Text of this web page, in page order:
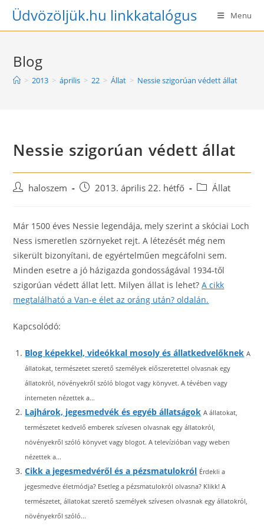
SkipÜdvözöljük.hu linkkatalógus Menu
Blog
> 2013 > április > 22 > Állat > Nessie szigorúan védett állat
Nessie szigorúan védett állat
Posthaloszem
Post2013. április 22. hétfő
PostÁllat
Már 1500 éves Nessie legendája, mely szerint a skóciai Loch
Ness ismeretlen szörnyeket rejt. A létezését még nem
sikerült bizonyítani, de egyértelműen megcáfolni sem.
Minden esetre a jó házigazda gondosságával 1934-től
szigorúan védett állat lett. Milyen állat is lehet?A cikk
megtalálható a Van-e élet az oráng után? oldalán.
Kapcsolódó:
Blog képekkel, videókkal mosoly és állatkedvelőknek A
állatokat, természetet szerető személyek előszeretettel olvasnak egy
állatokról, növényekről szóló blogot vagy könyvet. A tévében vagy
interneten nézettek a...
Lajhárok, jegesmedvék és egyéb állatságok A állatokat,
természetet kedvelő emberek szívesen olvasnak egy állatokról,
növényekről szóló könyvet vagy blogot. A televízióban vagy weben
nézettek a...
Cikk a jegesmedvéről és a pézsmatulokról Érdekli a
jegesmedve életmódja? Esetleg a pézsmatulokról olvasna? Klikk! A
természetet, állatokat szerető személyek szívesen olvasnak egy állatokról,
növényekről szóló...